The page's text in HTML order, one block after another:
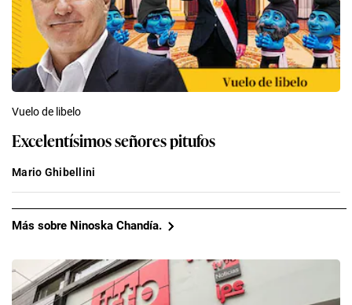
Vuelo de libelo
Excelentísimos señores pitufos
Mario Ghibellini
Más sobre Ninoska Chandía.